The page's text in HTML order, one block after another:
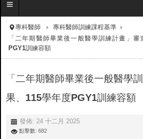
專科醫師
專科醫師訓練課程基準
「二年期醫師畢業後一般醫學訓練計畫」審
PGY1訓練容額
「二年期醫師畢業後一般醫學
果、115學年度PGY1訓練容額
發佈: 24 十二月 2025
點擊數: 682